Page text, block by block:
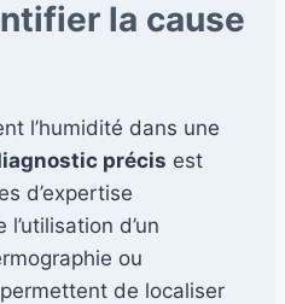
la cause
l’humidité dans une
précis est
d’expertise
d’un
ou
de localiser